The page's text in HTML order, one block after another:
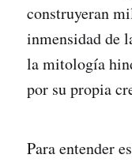
construyeran
inmensidad de
la mitología
por su propia
Para entender